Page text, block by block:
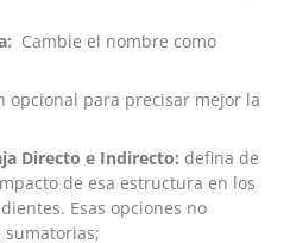
Cambie el nombre como
opcional para precisar mejor la
Directo e Indirecto: defina de
de esa estructura en los
Esas opciones no